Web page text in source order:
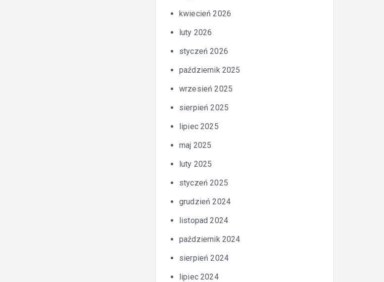
kwiecień 2026
luty 2026
styczeń 2026
październik 2025
wrzesień 2025
sierpień 2025
lipiec 2025
maj 2025
luty 2025
styczeń 2025
grudzień 2024
listopad 2024
październik 2024
sierpień 2024
lipiec 2024